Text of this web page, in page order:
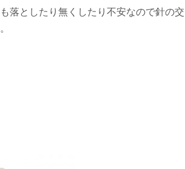
落としたり無くしたり不安なので針の交